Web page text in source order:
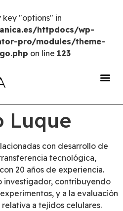
key "options" in
httpdocs/wp-
pro/modules/theme-
on line 123
Luque
con desarrollo de
tecnológica,
20 años de experiencia.
investigador, contribuyendo
y a la evaluación
a tejidos celulares.